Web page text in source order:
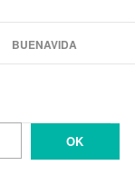
BUENAVIDA
OK